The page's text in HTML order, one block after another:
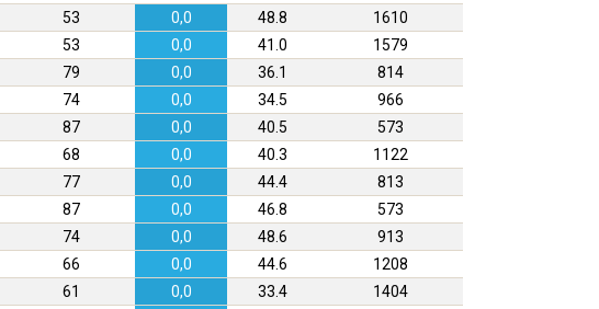
53 0,0 48.8
1610
53 0,0 41.0
1579
79 0,0 36.1
814
74 0,0 34.5
966
87 0,0 40.5
573
68 0,0 40.3
1122
77 0,0 44.4
813
87 0,0 46.8
573
74 0,0 48.6
913
66 0,0 44.6
1208
61 0,0 33.4
1404